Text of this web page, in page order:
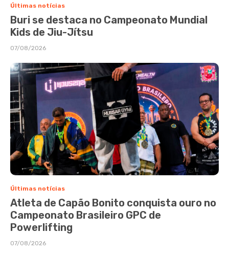
Últimas notícias
Buri se destaca no Campeonato Mundial
Kids de Jiu-Jítsu
07/08/2026
Últimas notícias
Atleta de Capão Bonito conquista ouro no
Campeonato Brasileiro GPC de
Powerlifting
07/08/2026